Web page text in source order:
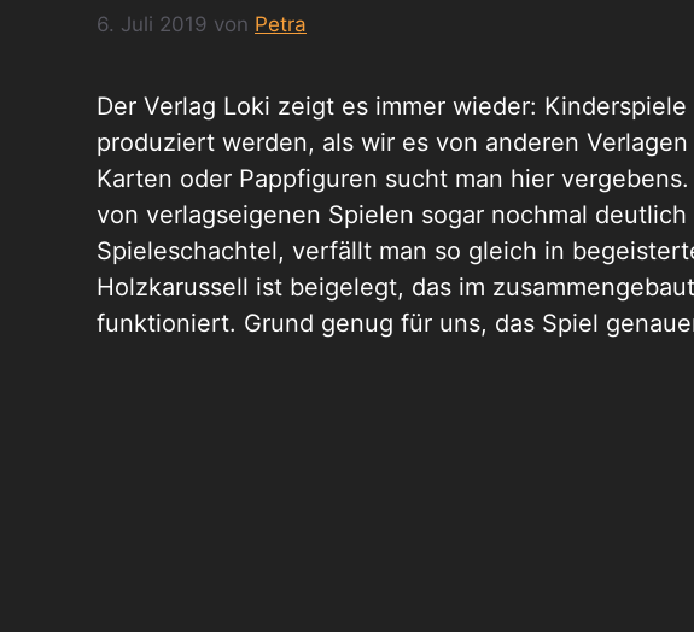
6. Juli 2019 von Petra
Der Verlag Loki zeigt es immer wieder:
produziert werden, als wir es von anderen
Karten oder Pappfiguren sucht man hier
von verlagseigenen Spielen sogar nochmal
Spieleschachtel, verfällt man so gleich in
Holzkarussell ist beigelegt, das im
funktioniert. Grund genug für uns, das Spiel